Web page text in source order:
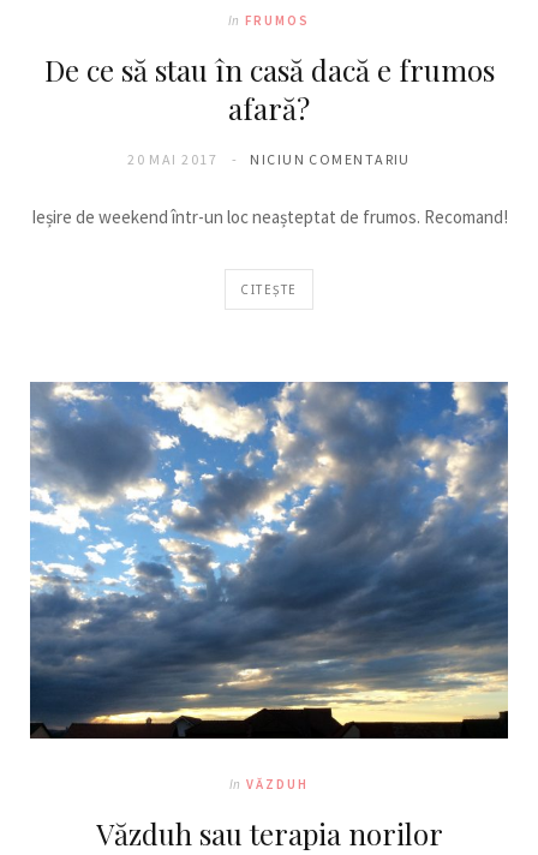
In FRUMOS
De ce să stau în casă dacă e frumos
afară?
20 MAI 2017 NICIUN COMENTARIU
Ieșire de weekend într-un loc neașteptat de frumos. Recomand!
CITEȘTE
In VĂZDUH
Văzduh sau terapia norilor